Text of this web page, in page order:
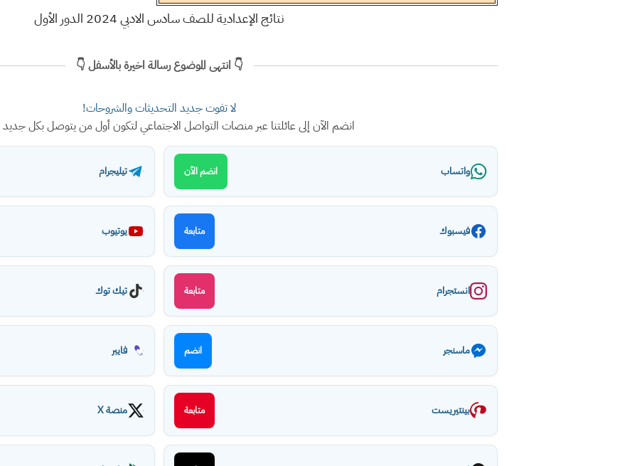
نتائج الإعدادية للصف سادس الادبي 2024 الدور الأول
👇 انتهى الموضوع رسالة اخيرة بالأسفل 👇
لا تفوت جديد التحديثات والشروحات!
انضم الآن إلى عائلتنا عبر منصات التواصل الاجتماعي لتكون أول من يتوصل بكل
واتساب انضم الآن تيليجرام
فيسبوك متابعة يوتيوب
انستجرام متابعة تيك توك
ماسنجر انضم فايبر
بينتيريست متابعة منصة X